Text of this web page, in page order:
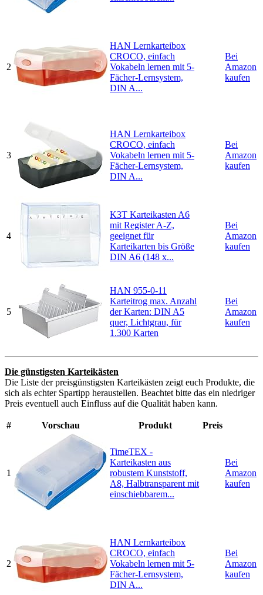
2
HAN Lernkarteibox
CROCO, einfach
Vokabeln lernen mit 5-
Fächer-Lernsystem,
DIN A...
Bei
Amazon
kaufen
3
HAN Lernkarteibox
CROCO, einfach
Vokabeln lernen mit 5-
Fächer-Lernsystem,
DIN A...
Bei
Amazon
kaufen
4
K3T Karteikasten A6
mit Register A-Z,
geeignet für
Karteikarten bis Größe
DIN A6 (148 x...
Bei
Amazon
kaufen
5
HAN 955-0-11
Karteitrog max. Anzahl
der Karten: DIN A5
quer, Lichtgrau, für
1.300 Karten
Bei
Amazon
kaufen
Die günstigsten Karteikästen
Die Liste der preisgünstigsten Karteikästen zeigt euch Produkte, die
sich als echter Spartipp heraustellen. Beachtet bitte das ein niedriger
Preis eventuell auch Einfluss auf die Qualität haben kann.
# Vorschau Produkt Preis
1
TimeTEX -
Karteikasten aus
robustem Kunststoff,
A8, Halbtransparent mit
einschiebbarem...
Bei
Amazon
kaufen
2
HAN Lernkarteibox
CROCO, einfach
Vokabeln lernen mit 5-
Fächer-Lernsystem,
DIN A...
Bei
Amazon
kaufen